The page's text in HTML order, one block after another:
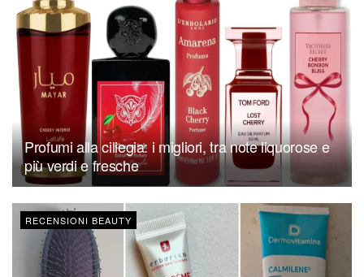
Profumi alla ciliegia: i migliori, tra note liquorose e
più verdi e fresche
RECENSIONI BEAUTY